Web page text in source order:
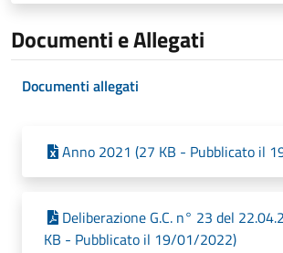
Documenti e Allegati
Documenti allegati
Anno 2021 (27 KB - Pubblicato il
Deliberazione G.C. n° 23 del
KB - Pubblicato il 19/01/2022)